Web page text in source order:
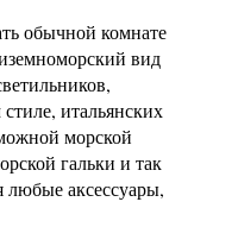
обычной комнате
вид
итальянских
морской
гальки и так
любые аксессуары,